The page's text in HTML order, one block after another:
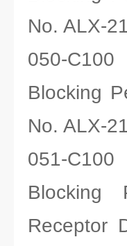
No. ALX-
050-C100
Blocking
No. ALX-
051-C100
Blocking
Receptor